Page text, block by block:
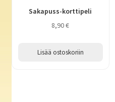
Sakapuss-korttipeli
8,90€
Lisää ostoskoriin